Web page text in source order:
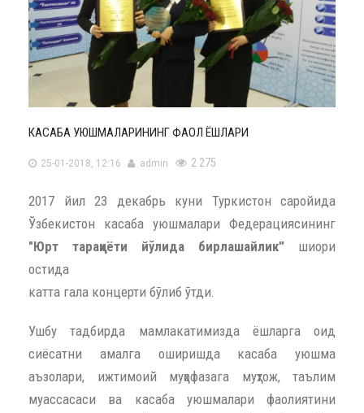
КАСАБА УЮШМАЛАРИНИНГ ФАОЛ ЁШЛАРИ
25-01-2018, 12:16 admin 2 275
2017 йил 23 декабрь куни Туркистон саройида
Ўзбекистон касаба уюшмалари Федерациясининг
"Юрт тараққиёти йўлида бирлашайлик” шиори
остида
катта гала концерти бўлиб ўтди.
Ушбу тадбирда мамлакатимизда ёшларга оид
сиёсатни амалга оширишда касаба уюшма
аъзолари, ижтимоий муҳофазага муҳтож, таълим
муассасаси ва касаба уюшмалари фаолиятини